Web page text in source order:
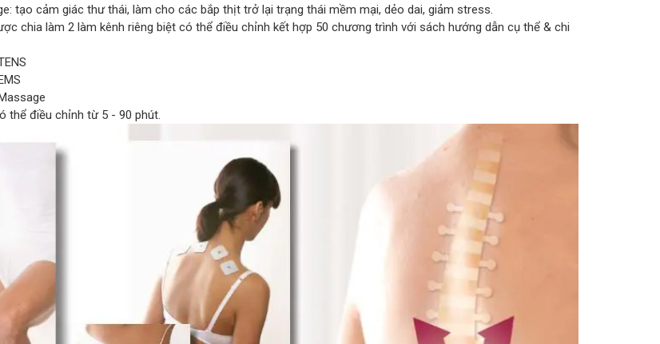
tạo cảm giác thư thái, làm cho các bắp thịt trở lại trạng thái mềm mại, dẻo dai, giảm stress.
chia làm 2 làm kênh riêng biệt có thể điều chỉnh kết hợp 50 chương trình với sách hướng dẫn cụ thể & chi
thể điều chỉnh từ 5 - 90 phút.